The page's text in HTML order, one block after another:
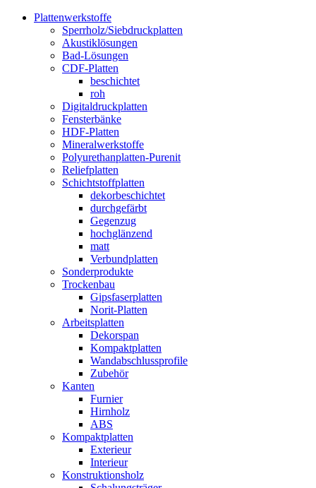
Plattenwerkstoffe
Sperrholz/Siebdruckplatten
Akustiklösungen
Bad-Lösungen
CDF-Platten
beschichtet
roh
Digitaldruckplatten
Fensterbänke
HDF-Platten
Mineralwerkstoffe
Polyurethanplatten-Purenit
Reliefplatten
Schichtstoffplatten
dekorbeschichtet
durchgefärbt
Gegenzug
hochglänzend
matt
Verbundplatten
Sonderprodukte
Trockenbau
Gipsfaserplatten
Norit-Platten
Arbeitsplatten
Dekorspan
Kompaktplatten
Wandabschlussprofile
Zubehör
Kanten
Furnier
Hirnholz
ABS
Kompaktplatten
Exterieur
Interieur
Konstruktionsholz